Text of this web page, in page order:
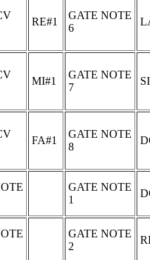
RE#1
GATE NOTE
6
MI#1
GATE NOTE
7
FA#1
GATE NOTE
8
GATE NOTE
1
GATE NOTE
2